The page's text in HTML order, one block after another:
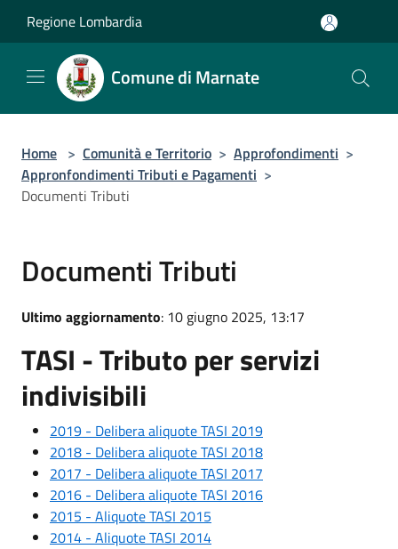
Regione Lombardia
Comune di Marnate
Home > Comunità e Territorio > Approfondimenti >
Appronfondimenti Tributi e Pagamenti >
Documenti Tributi
Documenti Tributi
Ultimo aggiornamento: 10 giugno 2025, 13:17
TASI - Tributo per servizi
indivisibili
2019 - Delibera aliquote TASI 2019
2018 - Delibera aliquote TASI 2018
2017 - Delibera aliquote TASI 2017
2016 - Delibera aliquote TASI 2016
2015 - Aliquote TASI 2015
2014 - Aliquote TASI 2014